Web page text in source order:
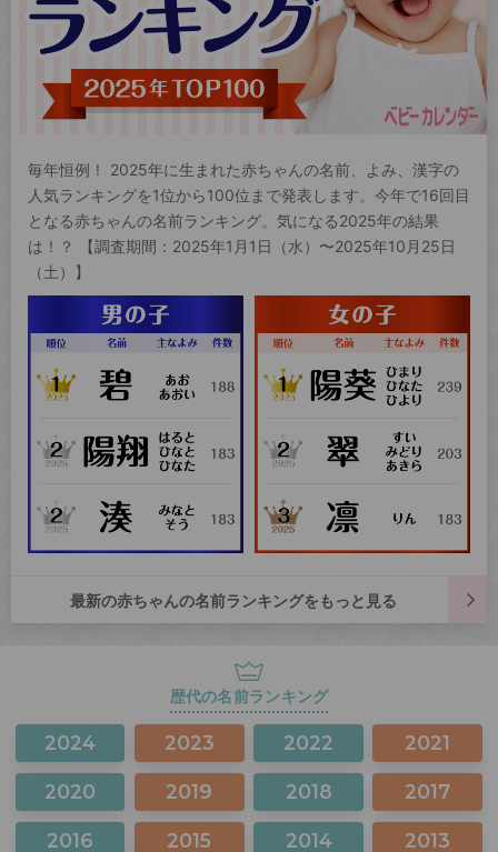
毎年恒例！ 2025年に生まれた赤ちゃんの名前、よみ、漢字の
人気ランキングを1位から100位まで発表します。今年で16回目
となる赤ちゃんの名前ランキング。気になる2025年の結果
は！？ 【調査期間：2025年1月1日（水）〜2025年10月25日
（土）】
最新の赤ちゃんの名前ランキングをもっと見る
歴代の名前ランキング
2024 2023 2022 2021
2020 2019 2018 2017
2016 2015 2014 2013